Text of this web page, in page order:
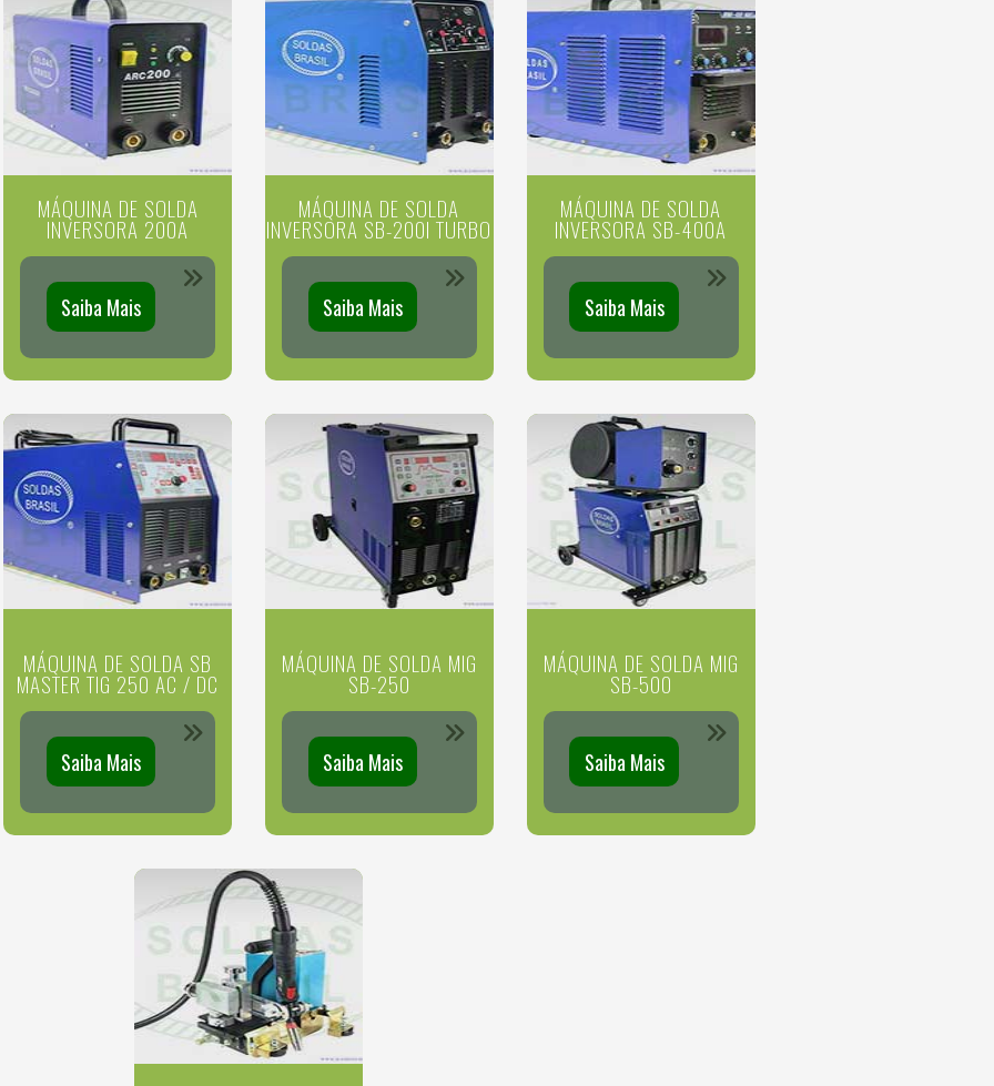
MÁQUINA DE SOLDA
INVERSORA 200A
Saiba Mais
MÁQUINA DE SOLDA
INVERSORA SB-200I TURBO
Saiba Mais
MÁQUINA DE SOLDA
INVERSORA SB-400A
Saiba Mais
MÁQUINA DE SOLDA SB
MASTER TIG 250 AC / DC
Saiba Mais
MÁQUINA DE SOLDA MIG
SB-250
Saiba Mais
MÁQUINA DE SOLDA MIG
SB-500
Saiba Mais